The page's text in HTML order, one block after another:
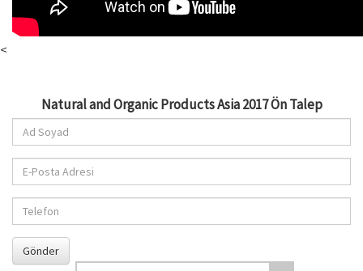
<
Natural and Organic Products Asia 2017 Ön Talep